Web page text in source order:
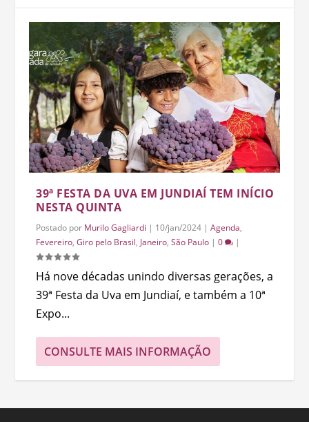
39ª FESTA DA UVA EM JUNDIAÍ TEM INÍCIO
NESTA QUINTA
Postado por Murilo Gagliardi | 10/jan/2024 |Agenda,
Fevereiro,Giro pelo Brasil, Janeiro,São Paulo |0 |
Há nove décadas unindo diversas gerações, a
39ª Festa da Uva em Jundiaí, e também a 10ª
Expo...
CONSULTE MAIS INFORMAÇÃO